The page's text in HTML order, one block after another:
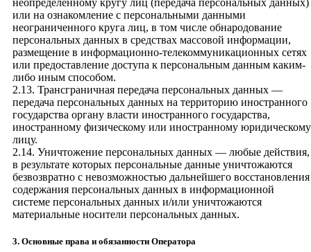
или на ознакомление с персональными данными
неограниченного круга лиц, в том числе обнародование
персональных данных в средствах массовой информации,
размещение в информационно-телекоммуникационных сетях
или предоставление доступа к персональным данным каким-
либо иным способом.
2.13. Трансграничная передача персональных данных —
передача персональных данных на территорию иностранного
государства органу власти иностранного государства,
иностранному физическому или иностранному юридическому
лицу.
2.14. Уничтожение персональных данных — любые действия,
в результате которых персональные данные уничтожаются
безвозвратно с невозможностью дальнейшего восстановления
содержания персональных данных в информационной
системе персональных данных и/или уничтожаются
материальные носители персональных данных.
3. Основные права и обязанности Оператора